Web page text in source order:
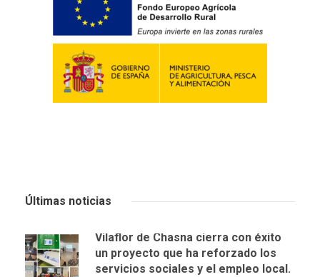
Últimas noticias
Vilaflor de Chasna cierra con éxito
un proyecto que ha reforzado los
servicios sociales y el empleo local.